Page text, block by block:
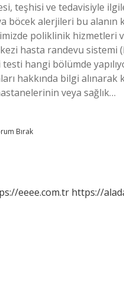
teşhisi ve tedavisiyle
böcek alerjileri bu alanın
poliklinik hizmetleri
hasta randevu sistemi
hangi bölümde
hakkında bilgi
veya sağlık…
Bırak
eeee.com.tr https://